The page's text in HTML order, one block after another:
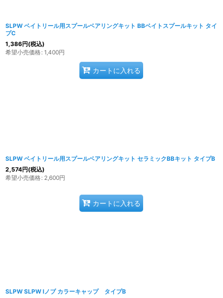
SLPW ベイトリール用スプールベアリングキット BBベイトスプールキット タイ
プC
1,386円(税込)
希望小売価格: 1,400円
カートに入れる
SLPW ベイトリール用スプールベアリングキット セラミックBBキット タイプB
2,574円(税込)
希望小売価格: 2,600円
カートに入れる
SLPW SLPW Iノブ カラーキャップ タイプB